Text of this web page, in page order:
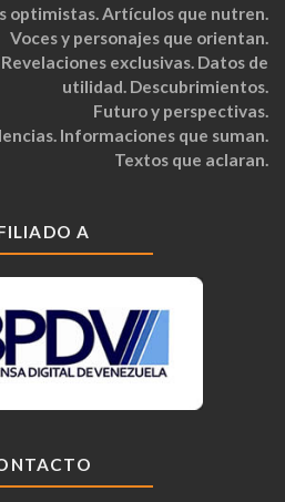
optimistas. Artículos que nutren.
Voces y personajes que orientan.
exclusivas. Datos de
utilidad. Descubrimientos.
Futuro y perspectivas.
Informaciones que suman.
Textos que aclaran.
A